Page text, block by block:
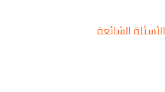
الأسئلة الشائعة